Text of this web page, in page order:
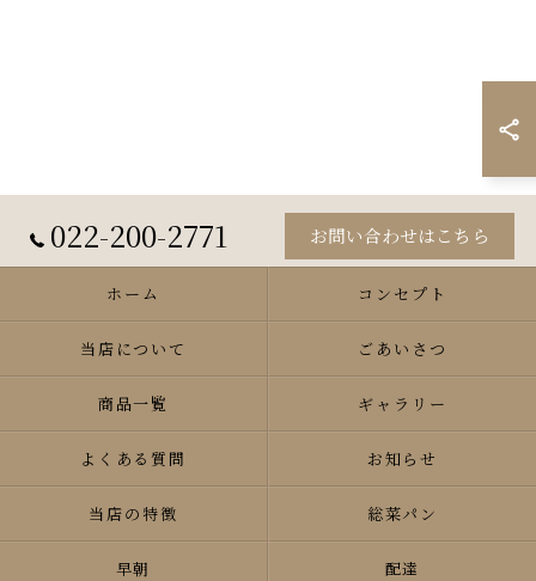
022-200-2771 お問い合わせはこちら
ホーム コンセプト
当店について ごあいさつ
商品一覧 ギャラリー
よくある質問 お知らせ
当店の特徴 総菜パン
早朝 配達